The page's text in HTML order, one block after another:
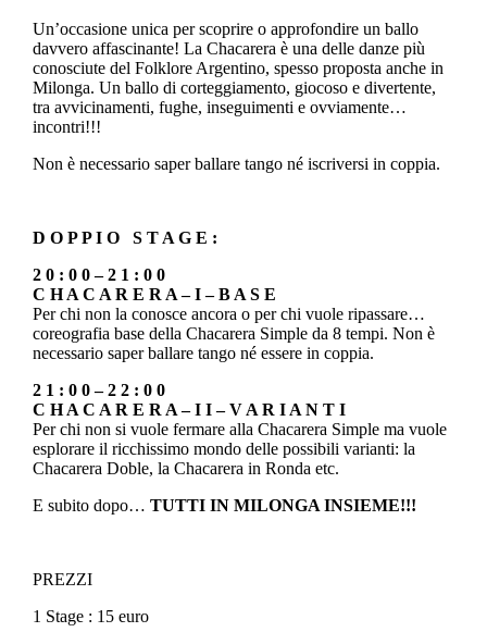
Un’occasione unica per scoprire o approfondire un ballo
davvero affascinante! La Chacarera è una delle danze più
conosciute del Folklore Argentino, spesso proposta anche in
Milonga. Un ballo di corteggiamento, giocoso e divertente,
tra avvicinamenti, fughe, inseguimenti e ovviamente…
incontri!!!
Non è necessario saper ballare tango né iscriversi in coppia.
D O P P I O S T A G E :
2 0 : 0 0 – 2 1 : 0 0
C H A C A R E R A – I – B A S E
Per chi non la conosce ancora o per chi vuole ripassare…
coreografia base della Chacarera Simple da 8 tempi. Non è
necessario saper ballare tango né essere in coppia.
2 1 : 0 0 – 2 2 : 0 0
C H A C A R E R A – I I – V A R I A N T I
Per chi non si vuole fermare alla Chacarera Simple ma vuole
esplorare il ricchissimo mondo delle possibili varianti: la
Chacarera Doble, la Chacarera in Ronda etc.
E subito dopo… TUTTI IN MILONGA INSIEME!!!
PREZZI
1 Stage : 15 euro